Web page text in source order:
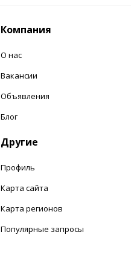
Компания
О нас
Вакансии
Объявления
Блог
Другие
Профиль
Карта сайта
Карта регионов
Популярные запросы